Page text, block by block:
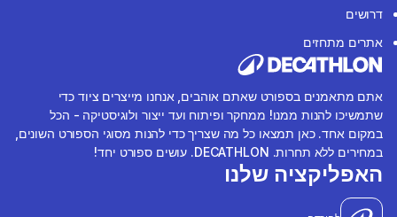
דרושים
אתרים מתחזים
אתם מתאמנים בספורט שאתם אוהבים, אנחנו מייצרים ציוד כדי
שתמשיכו להנות ממנו! ממחקר ופיתוח ועד ייצור ולוגיסטיקה - הכל
במקום אחד. כאן תמצאו כל מה שצריך כדי להנות מסוגי הספורט השונים,
במחירים ללא תחרות. DECATHLON. עושים ספורט יחד!
האפליקציה שלנו